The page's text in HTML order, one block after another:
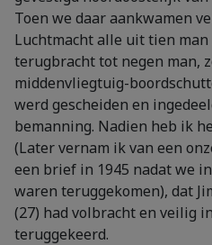
Toen we daar aankwamen
Luchtmacht alle uit tien
terugbracht tot negen man,
middenvliegtuig-
werd gescheiden en
bemanning. Nadien heb ik
(Later vernam ik van een
een brief in 1945 nadat we
waren teruggekomen), dat
(27) had volbracht en veilig
teruggekeerd.